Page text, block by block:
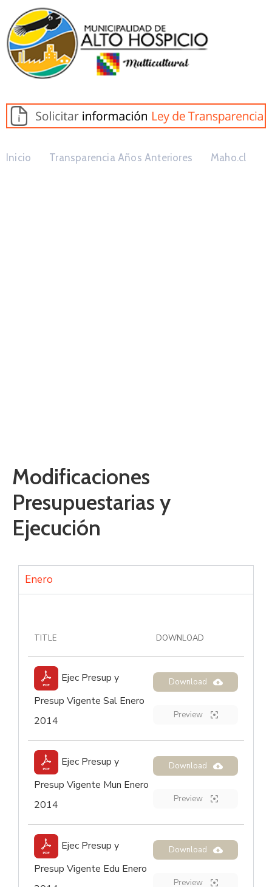
Inicio Transparencia Años Anteriores Maho.cl
Modificaciones
Presupuestarias y
Ejecución
Enero
TITLE DOWNLOAD
Ejec Presup y
Presup Vigente Sal Enero
2014
Download
Preview
Ejec Presup y
Presup Vigente Mun Enero
2014
Download
Preview
Ejec Presup y
Presup Vigente Edu Enero
Download
Preview